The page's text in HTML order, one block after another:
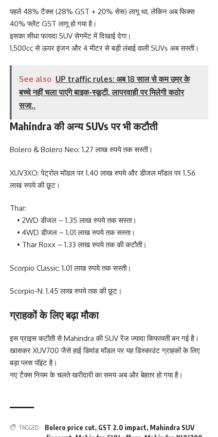
पहले 48% टैक्स (28% GST + 20% सेस) लागू था, लेकिन अब फिक्स
40% फ्लैट GST लागू हो गया है।
इसका सीधा फायदा SUV सेगमेंट में दिखाई देगा।
1,500cc से ऊपर इंजन और 4 मीटर से बड़ी लंबाई वाली SUVs अब सस्ती।
See also UP traffic rules: अब 18 साल से कम उम्र के
बच्चे नहीं चला पाएंगे बाइक-स्कूटी, लापरवाही पर मिलेगी कठोर
सजा..
Mahindra की अन्य SUVs पर भी कटौती
Bolero & Bolero Neo: 1.27 लाख रुपये तक सस्ती।
XUV3XO: पेट्रोल मॉडल पर 1.40 लाख रुपये और डीजल मॉडल पर 1.56
लाख रुपये की छूट।
Thar:
• 2WD डीजल – 1.35 लाख रुपये तक सस्ता।
• 4WD डीजल – 1.01 लाख रुपये तक सस्ता।
• Thar Roxx – 1.33 लाख रुपये तक की कटौती।
Scorpio Classic: 1.01 लाख रुपये तक सस्ती।
Scorpio-N: 1.45 लाख रुपये तक की छूट।
ग्राहकों के लिए बढ़ा मौका
इस प्राइस कटौती से Mahindra की SUV रेंज ज्यादा किफायती बन गई है।
खासकर XUV700 जैसे हाई डिमांड मॉडल पर यह डिस्काउंट ग्राहकों के लिए
बड़ा प्लस पॉइंट है।
नए टैक्स नियम के चलते खरीदारी का समय अब और बेहतर हो गया है।
TAGGED: Bolero price cut, GST 2.0 impact, Mahindra SUV